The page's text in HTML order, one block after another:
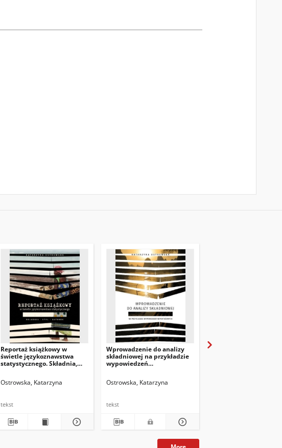
Reportaż książkowy w
świetle językoznawstwa
statystycznego. Składnia,
Ostrowska, Katarzyna
tekst
Wprowadzenie do analizy
składniowej na przykładzie
wypowiedzeń
Ostrowska, Katarzyna
tekst